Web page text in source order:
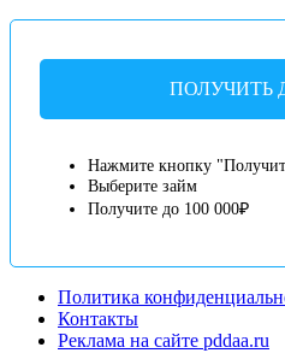
ПОЛУЧИТЬ
Нажмите кнопку
Выберите займ
Получите до 100 000₽
Политика
Контакты
Реклама на сайте pddaa.ru